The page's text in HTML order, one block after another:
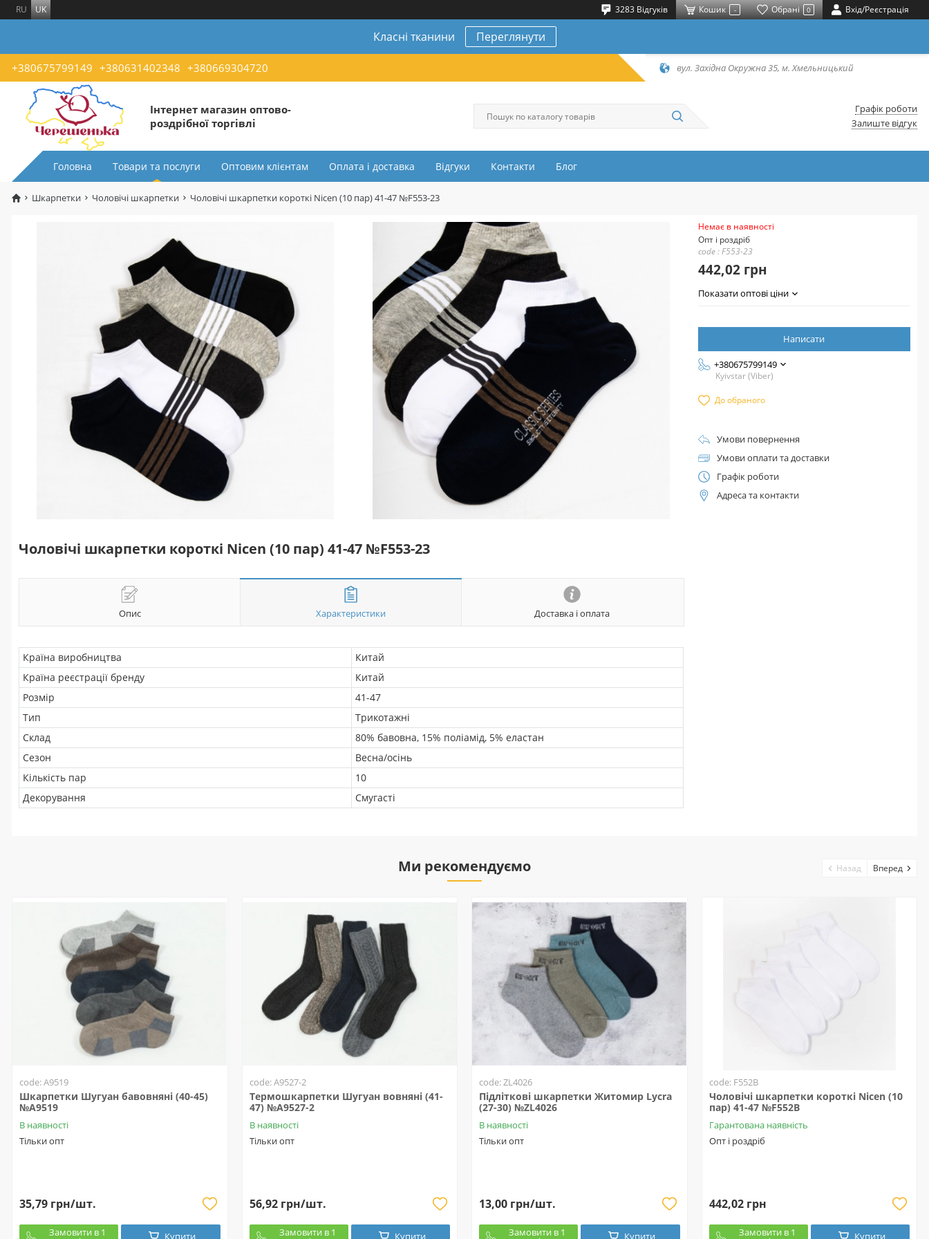
RU UK 3283 Відгуків Кошик - Обрані 0 Вхід/Реєстрація
Класні тканини Переглянути
+380675799149 +380631402348 +380669304720 вул. Західна Окружна 35, м. Хмельницький
Інтернет магазин оптово-
роздрібної торгівлі
Графік роботи
Залиште відгук
Головна Товари та послуги Оптовим клієнтам Оплата і доставка Відгуки Контакти Блог
Шкарпетки Чоловічі шкарпетки Чоловічі шкарпетки короткі Nicen (10 пар) 41-47 №F553-23
Чоловічі шкарпетки короткі Nicen (10 пар) 41-47 №F553-23
Опис Характеристики Доставка і оплата
Країна виробництва
Китай
Країна реєстрації бренду
Китай
Розмір
41-47
Тип
Трикотажні
Склад
80% бавовна, 15% поліамід, 5% еластан
Сезон
Весна/осінь
Кількість пар
10
Декорування
Смугасті
Немає в наявності
Опт і роздріб
code : F553-23
442,02 грн
Показати оптові ціни
Написати
+380675799149
Kyivstar (Viber)
До обраного
Умови повернення
Умови оплати та доставки
Графік роботи
Адреса та контакти
Ми рекомендуємо
code: A9519
Шкарпетки Шугуан бавовняні (40-45)
№A9519
В наявності
Тільки опт
35,79 грн/шт.
Замовити в 1 Купити
code: A9527-2
Термошкарпетки Шугуан вовняні (41-
47) №A9527-2
В наявності
Тільки опт
56,92 грн/шт.
Замовити в 1 Купити
code: ZL4026
Підліткові шкарпетки Житомир Lycra
(27-30) №ZL4026
В наявності
Тільки опт
13,00 грн/шт.
Замовити в 1 Купити
code: F552B
Чоловічі шкарпетки короткі Nicen (10
пар) 41-47 №F552B
Гарантована наявність
Опт і роздріб
442,02 грн
Замовити в 1 Купити
Назад Вперед